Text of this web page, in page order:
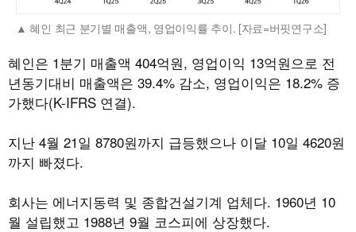
혜인 최근 분기별 매출액, 영업이익률 추이. [자료=버핏연구소]
혜인은 1분기 매출액 404억원, 영업이익 13억원으로 전
년동기대비 매출액은 39.4% 감소, 영업이익은 18.2% 증
가했다(K-IFRS 연결).
지난 4월 21일 8780원까지 급등했으나 이달 10일 4620원
까지 빠졌다.
회사는 에너지동력 및 종합건설기계 업체다. 1960년 10
월 설립했고 1988년 9월 코스피에 상장했다.